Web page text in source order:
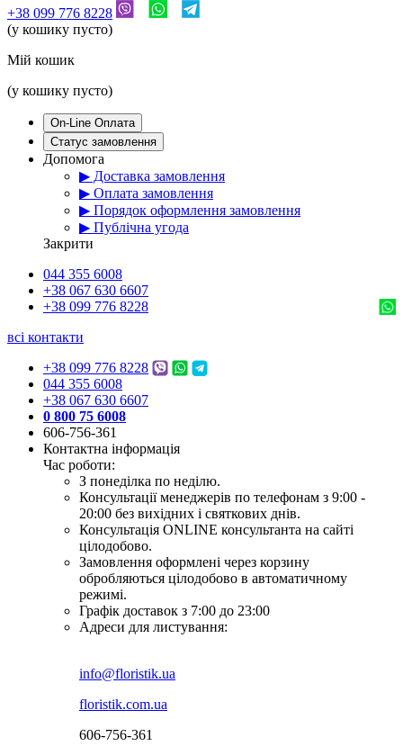
+38 099 776 8228
(у кошику пусто)
Мій кошик
(у кошику пусто)
On-Line Оплата
Статус замовлення
Допомога
▶ Доставка замовлення
▶ Оплата замовлення
▶ Порядок оформлення замовлення
▶ Публічна угода
Закрити
044 355 6008
+38 067 630 6607
+38 099 776 8228
всі контакти
+38 099 776 8228
044 355 6008
+38 067 630 6607
0 800 75 6008
606-756-361
Контактна інформація
Час роботи:
З понеділка по неділю.
Консультації менеджерів по телефонам з 9:00 -
20:00 без вихідних і святкових днів.
Консультація ONLINE консультанта на сайті
цілодобово.
Замовлення оформлені через корзину
обробляються цілодобово в автоматичному
режимі.
Графік доставок з 7:00 до 23:00
Адреси для листування:
info@floristik.ua
floristik.com.ua
606-756-361